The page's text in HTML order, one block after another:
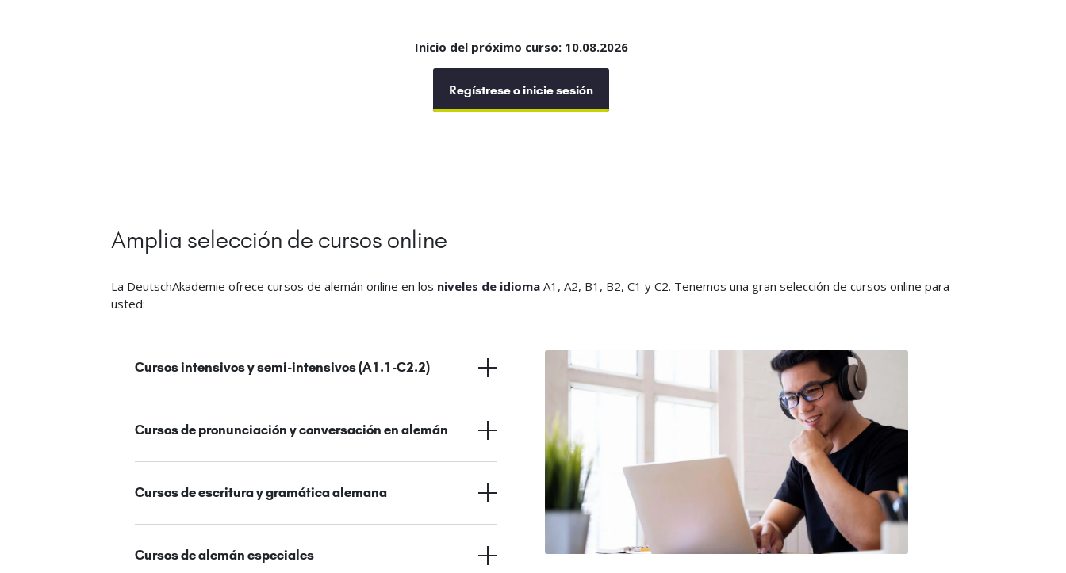
Inicio del próximo curso: 10.08.2026
Regístrese o inicie sesión
Amplia selección de cursos online
La DeutschAkademie ofrece cursos de alemán online en los niveles de idiomaA1, A2, B1, B2, C1 y C2. Tenemos una gran selección de cursos online para
usted:
Cursos intensivos y semi-intensivos (A1.1-C2.2)
Cursos de pronunciación y conversación en alemán
Cursos de escritura y gramática alemana
Cursos de alemán especiales